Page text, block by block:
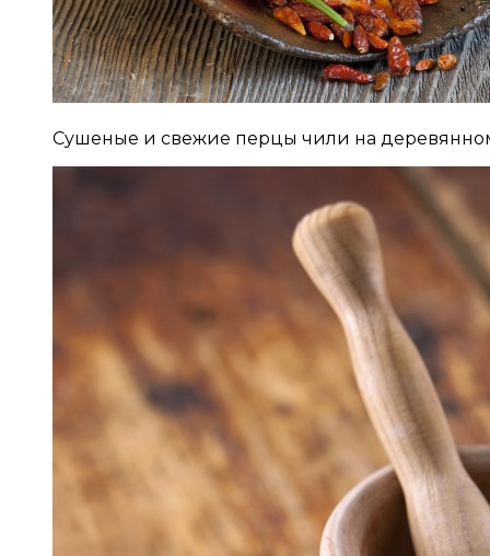
Сушеные и свежие перцы чили на